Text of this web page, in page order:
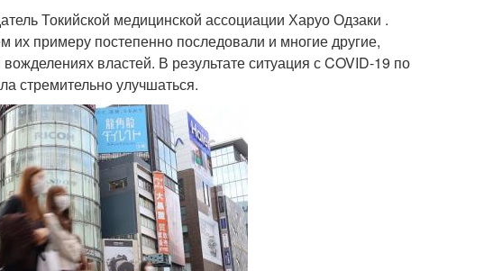
Токийской медицинской ассоциации Харуо Одзаки .
примеру постепенно последовали и многие другие,
властей. В результате ситуация с COVID-19 по
стремительно улучшаться.